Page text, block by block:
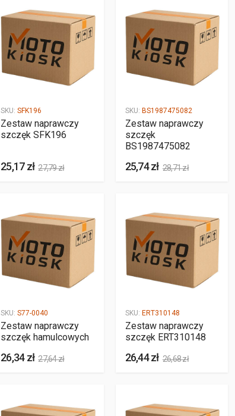
SKU: SFK196
Zestaw naprawczy
szczęk SFK196
25,17 zł 27,79 zł
SKU: BS1987475082
Zestaw naprawczy
szczęk
BS1987475082
25,74 zł 28,71 zł
SKU: S77-0040
Zestaw naprawczy
szczęk hamulcowych
26,34 zł 27,64 zł
SKU: ERT310148
Zestaw naprawczy
szczęk ERT310148
26,44 zł 26,68 zł